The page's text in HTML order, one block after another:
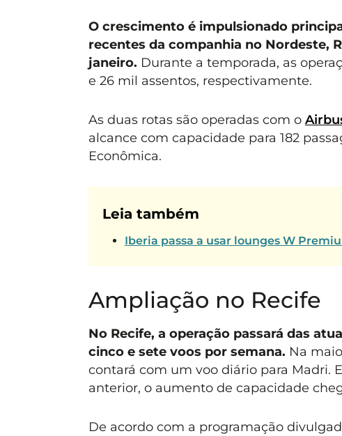
O crescimento é impulsionado
recentes da companhia no Nordeste,
janeiro. Durante a temporada, as
e 26 mil assentos, respectivamente.
As duas rotas são operadas com o
alcance com capacidade para 182
Econômica.
Leia também
Iberia passa a usar lounges W
Ampliação no Recife
No Recife, a operação passará das
cinco e sete voos por semana. Na
contará com um voo diário para Madri.
anterior, o aumento de capacidade
De acordo com a programação